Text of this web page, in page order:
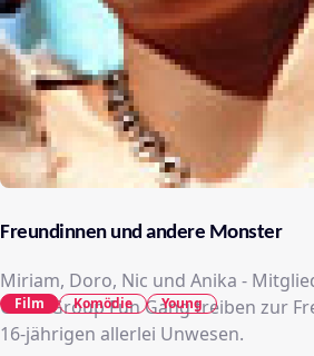
Freundinnen und andere Monster
Miriam, Doro, Nic und Anika -
Girlie-Group Fun Gang treiben zur
16-jährigen allerlei Unwesen.
Film Komödie Young